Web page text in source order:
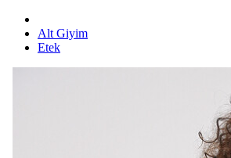
Alt Giyim
Etek